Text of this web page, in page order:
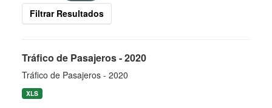
Filtrar Resultados
Tráfico de Pasajeros - 2020
Tráfico de Pasajeros - 2020
XLS